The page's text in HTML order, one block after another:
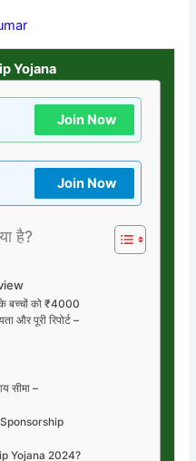
Yojana
Join Now
Join Now
है?
के बच्चों को ₹4000
और पूरी रिपोर्ट –
सीमा –
Yojana 2024?